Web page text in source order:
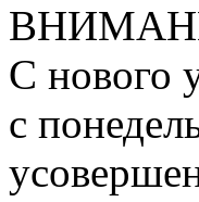
С нового
с